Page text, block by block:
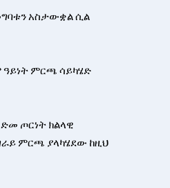
አስታውቋል ሲል
ምርጫ ሳይካሄድ
ጦርነት ክልላዊ
ምርጫ ያላካሄደው ከዚህ